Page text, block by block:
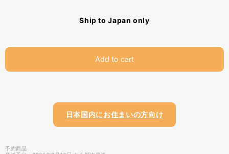
Ship to Japan only
Add to cart
日本国内にお住まいの方向け
予約商品